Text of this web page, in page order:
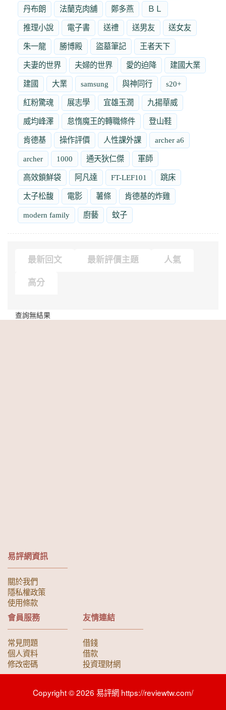
丹布朗 法蘭克肉舖 鄭多燕 ＢＬ
推理小說 電子書 送禮 送男友 送女友
朱一龍 勝博殿 盜墓筆記 王者天下
夫妻的世界 夫婦的世界 愛的迫降 建國大業
建國 大業 samsung 與神同行 s20+
紅粉驚魂 展志學 宜雄玉潤 九揚華威
威均峰澤 怠惰魔王的轉職條件 登山鞋
肯德基 操作評價 人性課外課 archer a6
archer 1000 通天狄仁傑 軍師
高效鎖鮮袋 阿凡達 FT-LEF101 跳床
太子松馥 電影 薯條 肯德基的炸雞
modern family 廚藝 蚊子
最新回文 最新評價主題 人氣
高分
查詢無結果
易評網資訊
關於我們
隱私權政策
使用條款
會員服務
常見問題
個人資料
修改密碼
友情連結
借錢
借款
投資理財網
Copyright © 2026 易評網 https://reviewtw.com/